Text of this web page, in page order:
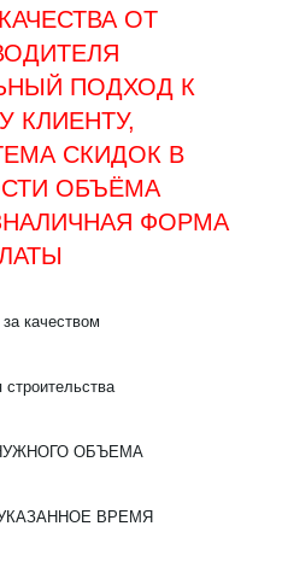
ОТ
ПОДХОД К
КЛИЕНТУ,
СКИДОК В
ОБЪЁМА
ФОРМА